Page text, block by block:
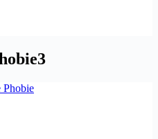
Phobie